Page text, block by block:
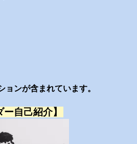
ョンが含まれています。
ー自己紹介】